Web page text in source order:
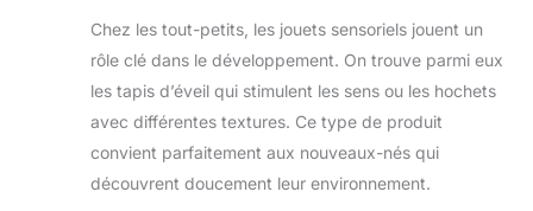
Chez les tout-petits, les jouets sensoriels jouent un
rôle clé dans le développement. On trouve parmi eux
les tapis d’éveil qui stimulent les sens ou les hochets
avec différentes textures. Ce type de produit
convient parfaitement aux nouveaux-nés qui
découvrent doucement leur environnement.